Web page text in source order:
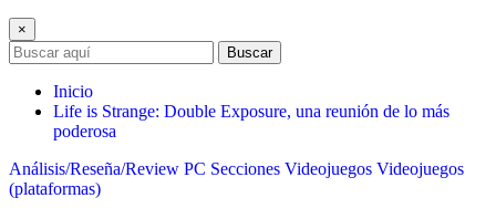
×
Buscar
Inicio
Life is Strange: Double Exposure, una reunión de lo más
poderosa
Análisis/Reseña/Review PC Secciones Videojuegos Videojuegos
(plataformas)